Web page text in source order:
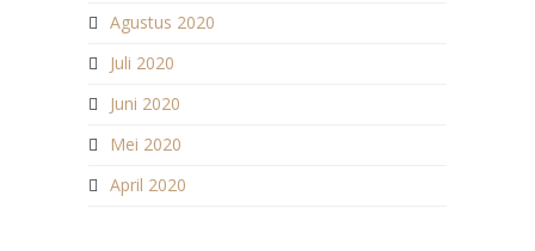
Agustus 2020
Juli 2020
Juni 2020
Mei 2020
April 2020